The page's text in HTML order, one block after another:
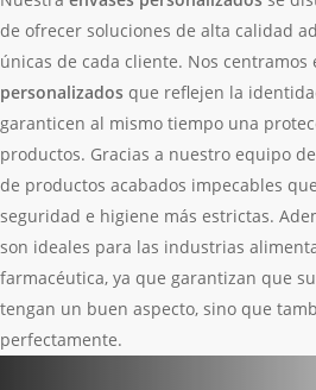
de ofrecer soluciones de alta calidad
únicas de cada cliente. Nos
personalizados que reflejen la
garanticen al mismo tiempo una
productos. Gracias a nuestro equipo
de productos acabados impecables
seguridad e higiene más estrictas.
son ideales para las industrias
farmacéutica, ya que garantizan que
tengan un buen aspecto, sino que
perfectamente.